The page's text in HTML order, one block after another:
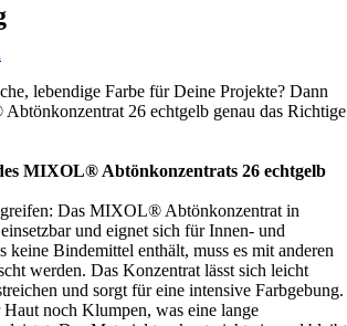
lebendige Farbe für Deine Projekte? Dann
26 echtgelb genau das Richtige
MIXOL® Abtönkonzentrats 26 echtgelb
Das MIXOL® Abtönkonzentrat in
und eignet sich für Innen- und
keine Bindemittel enthält, muss es mit anderen
werden. Das Konzentrat lässt sich leicht
und sorgt für eine intensive Farbgebung.
noch Klumpen, was eine lange